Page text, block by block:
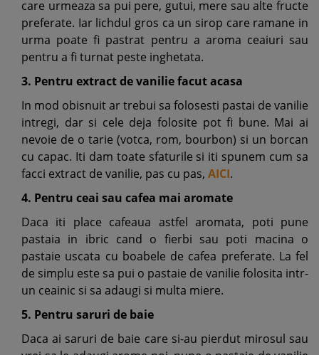
care urmeaza sa pui pere, gutui, mere sau alte fructe
preferate. Iar lichdul gros ca un sirop care ramane in
urma poate fi pastrat pentru a aroma ceaiuri sau
pentru a fi turnat peste inghetata.
3. Pentru extract de vanilie facut acasa
In mod obisnuit ar trebui sa folosesti pastai de vanilie
intregi, dar si cele deja folosite pot fi bune. Mai ai
nevoie de o tarie (votca, rom, bourbon) si un borcan
cu capac. Iti dam toate sfaturile si iti spunem cum sa
facci extract de vanilie, pas cu pas, AICI.
4. Pentru ceai sau cafea mai aromate
Daca iti place cafeaua astfel aromata, poti pune
pastaia in ibric cand o fierbi sau poti macina o
pastaie uscata cu boabele de cafea preferate. La fel
de simplu este sa pui o pastaie de vanilie folosita intr-
un ceainic si sa adaugi si multa miere.
5. Pentru saruri de baie
Daca ai saruri de baie care si-au pierdut mirosul sau